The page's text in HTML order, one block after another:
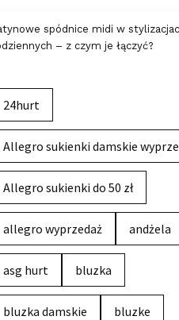
spódnice midi w
– z czym je łączyć?
24hurt
Allegro sukienki damskie
Allegro sukienki do 50 zł
allegro wyprzedaż andżela
asg hurt bluzka
bluzka damskie bluzke